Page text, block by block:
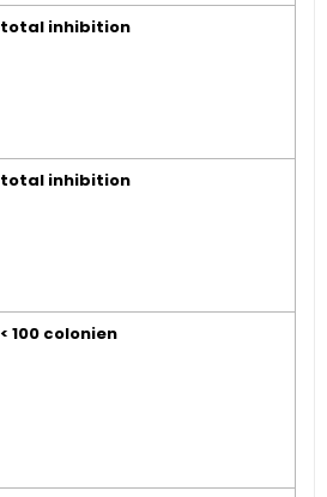
total inhibition
total inhibition
< 100 colonien